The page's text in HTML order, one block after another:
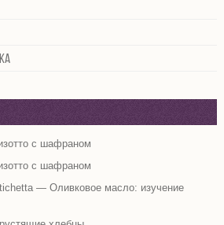
с шафраном
с шафраном
— Оливковое масло: изучение